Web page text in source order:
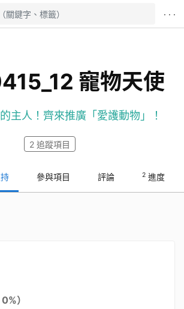
· · ·
寵物天使
主人！齊來推廣「愛護動物」！
2 追蹤項目
參與項目 評論 2 進度
）